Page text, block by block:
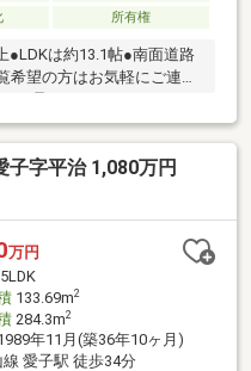
所有権
●LDKは約13.1帖●南面道路
望の方はお気軽にご連絡
字平治 1,080万円
万円
5LDK
133.69m2
284.3m2
年11月(築36年10ヶ月)
愛子駅 徒歩34分